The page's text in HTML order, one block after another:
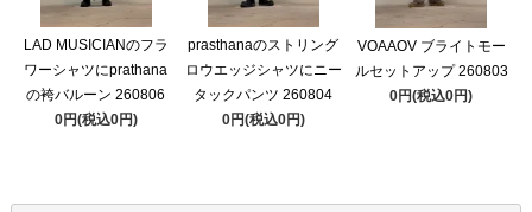
LAD MUSICIANのフラ
ワーシャツにprathana
の袴バルーン 260806
0円(税込0円)
prasthanaのストリング
ロウエッジシャツにニー
タックパンツ 260804
0円(税込0円)
VOAAOV ブライトモー
ルセットアップ 260803
0円(税込0円)